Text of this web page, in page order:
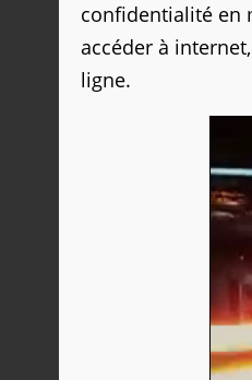
confidentialité en
accéder à
ligne.